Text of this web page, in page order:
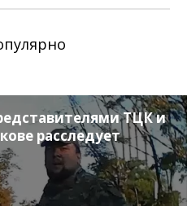
ТЦК и
расследует